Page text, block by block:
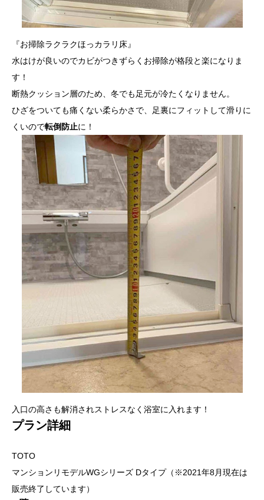
『お掃除ラクラクほっカラリ床』
水はけが良いのでカビがつきずらくお掃除が格段と楽になりま
す！
断熱クッション層のため、冬でも足元が冷たくなりません。
ひざをついても痛くない柔らかさで、足裏にフィットして滑りに
くいので転倒防止に！
入口の高さも解消されストレスなく浴室に入れます！
プラン詳細
TOTO
マンションリモデルWGシリーズ Dタイプ（※2021年8月現在は
販売終了しています）